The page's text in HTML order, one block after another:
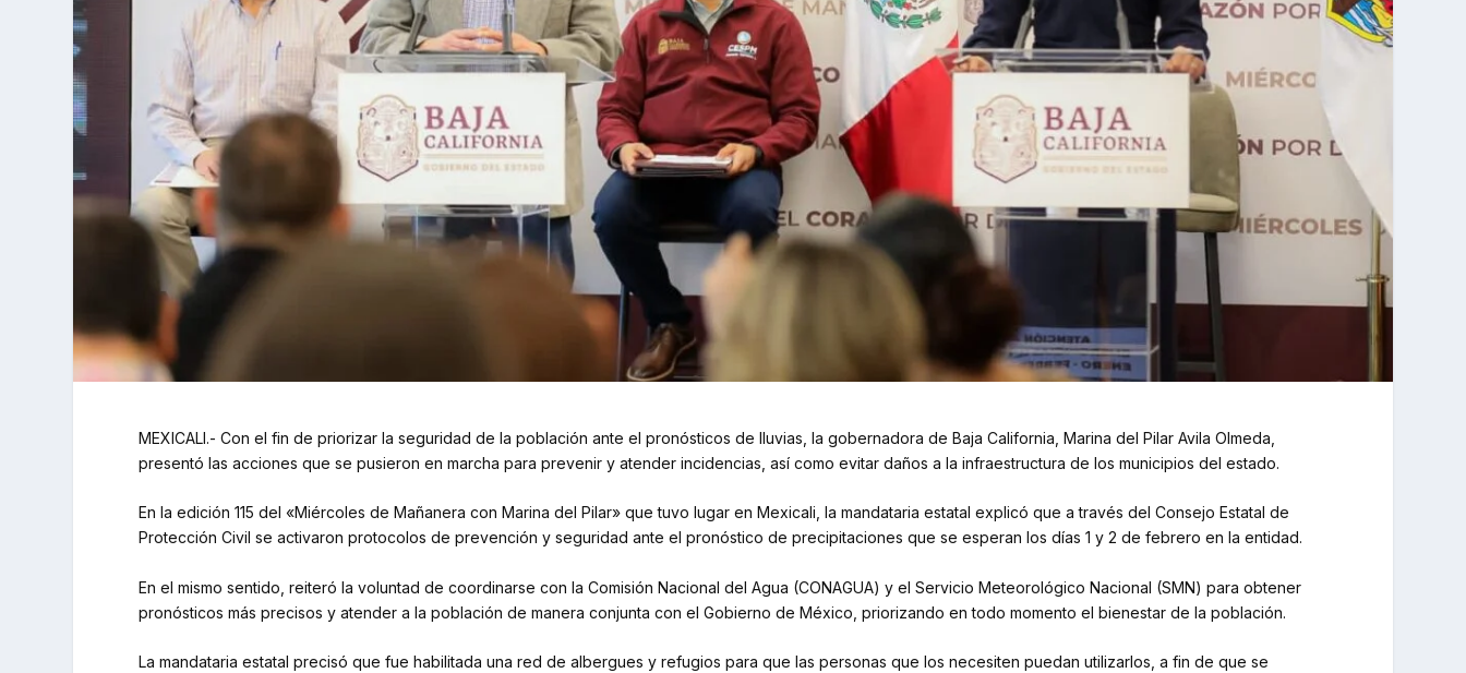
MEXICALI.- Con el fin de priorizar la seguridad de la población ante el pronósticos de lluvias, la gobernadora de Baja California, Marina del Pilar Avila Olmeda,
presentó las acciones que se pusieron en marcha para prevenir y atender incidencias, así como evitar daños a la infraestructura de los municipios del estado.
En la edición 115 del «Miércoles de Mañanera con Marina del Pilar» que tuvo lugar en Mexicali, la mandataria estatal explicó que a través del Consejo Estatal de
Protección Civil se activaron protocolos de prevención y seguridad ante el pronóstico de precipitaciones que se esperan los días 1 y 2 de febrero en la entidad.
En el mismo sentido, reiteró la voluntad de coordinarse con la Comisión Nacional del Agua (CONAGUA) y el Servicio Meteorológico Nacional (SMN) para obtener
pronósticos más precisos y atender a la población de manera conjunta con el Gobierno de México, priorizando en todo momento el bienestar de la población.
La mandataria estatal precisó que fue habilitada una red de albergues y refugios para que las personas que los necesiten puedan utilizarlos, a fin de que se